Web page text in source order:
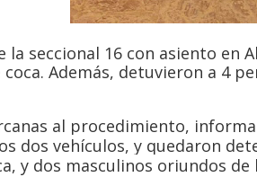
la seccional 16 con asiento en
coca. Además, detuvieron a 4
al procedimiento,
dos vehículos, y quedaron
y dos masculinos oriundos